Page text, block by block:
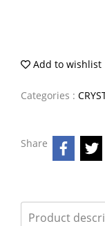
Add to wishlist
Categories :
Share
Product